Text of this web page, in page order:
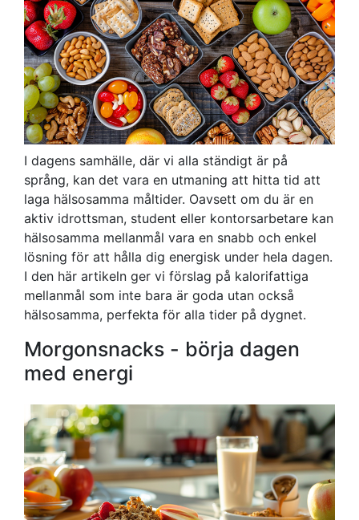
I dagens samhälle, där vi alla ständigt är på
språng, kan det vara en utmaning att hitta tid att
laga hälsosamma måltider. Oavsett om du är en
aktiv idrottsman, student eller kontorsarbetare kan
hälsosamma mellanmål vara en snabb och enkel
lösning för att hålla dig energisk under hela dagen.
I den här artikeln ger vi förslag på kalorifattiga
mellanmål som inte bara är goda utan också
hälsosamma, perfekta för alla tider på dygnet.
Morgonsnacks - börja dagen
med energi